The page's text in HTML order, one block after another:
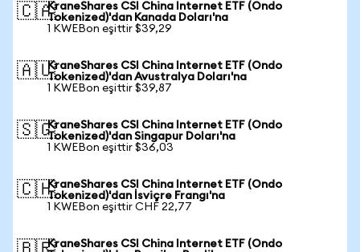
🇨🇦KraneShares CSI China Internet ETF (Ondo
Tokenized)'dan Kanada Doları'na
1 KWEBon eşittir $39,29
🇦🇺KraneShares CSI China Internet ETF (Ondo
Tokenized)'dan Avustralya Doları'na
1 KWEBon eşittir $39,87
🇸🇬KraneShares CSI China Internet ETF (Ondo
Tokenized)'dan Singapur Doları'na
1 KWEBon eşittir $36,03
🇨🇭KraneShares CSI China Internet ETF (Ondo
Tokenized)'dan İsviçre Frangı'na
1 KWEBon eşittir CHF 22,77
KraneShares CSI China Internet ETF (Ondo